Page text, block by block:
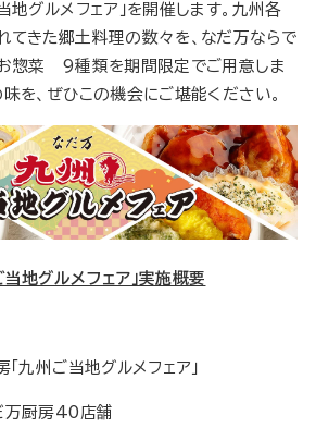
グルメフェア」を開催します。九州各
てきた郷土料理の数々を、なだ万ならで
惣菜 9種類を期間限定でご用意しま
を、ぜひこの機会にご堪能ください。
地グルメフェア」実施概要
「九州ご当地グルメフェア」
万厨房40店舗